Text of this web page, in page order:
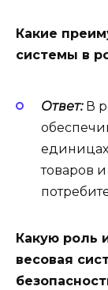
Какие
системы в
Ответ:В
товаров
Какую роль
весовая